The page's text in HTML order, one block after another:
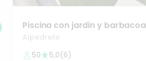
Piscina con jardin y barbacoa
a 25 minutos
Alpedrete
50
5,0(6)